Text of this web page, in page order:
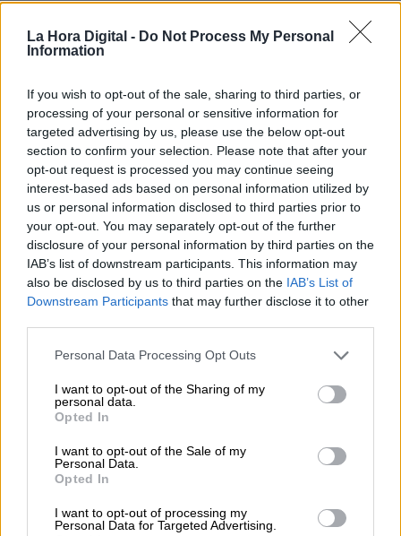
La Hora Digital - Do Not Process My Personal
Information
If you wish to opt-out of the sale, sharing to third parties, or
processing of your personal or sensitive information for
targeted advertising by us, please use the below opt-out
section to confirm your selection. Please note that after your
opt-out request is processed you may continue seeing
interest-based ads based on personal information utilized by
us or personal information disclosed to third parties prior to
your opt-out. You may separately opt-out of the further
disclosure of your personal information by third parties on the
IAB’s list of downstream participants. This information may
also be disclosed by us to third parties on the IAB’s List of
Downstream Participants that may further disclose it to other
Personal Data Processing Opt Outs
I want to opt-out of the Sharing of my
personal data.
Opted In
I want to opt-out of the Sale of my
Personal Data.
Opted In
I want to opt-out of processing my
Personal Data for Targeted Advertising.
Reunión del Grupo Covid-19 para frenar la situación de la pandemia.
55 sociedades científicas reclaman
reacción y responsabilidad política
frente a la Covid-19: “En la salud,
ustedes mandan pero no saben
Lydia Navarro
Más artículos de este autor